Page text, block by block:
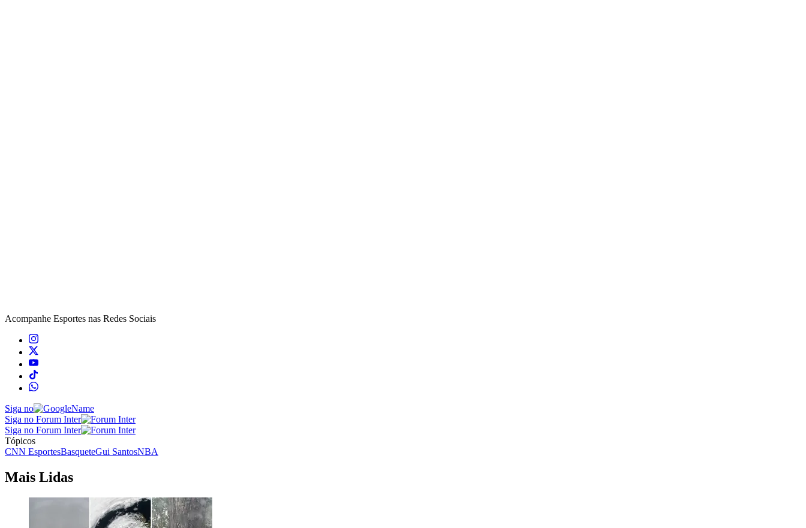
Acompanhe Esportes nas Redes Sociais
Siga no
Siga no Forum Inter
Siga no Forum Inter
Tópicos
CNN EsportesBasqueteGui SantosNBA
Mais Lidas